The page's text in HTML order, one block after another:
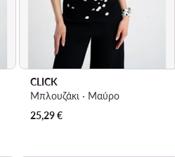
CLICK
Μπλουζάκι · Μαύρο
25,29€